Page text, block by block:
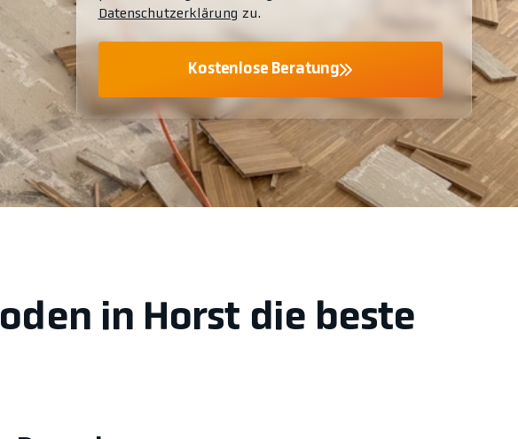
Datenschutzerklärung zu.
Kostenlose Beratung
in Horst die beste